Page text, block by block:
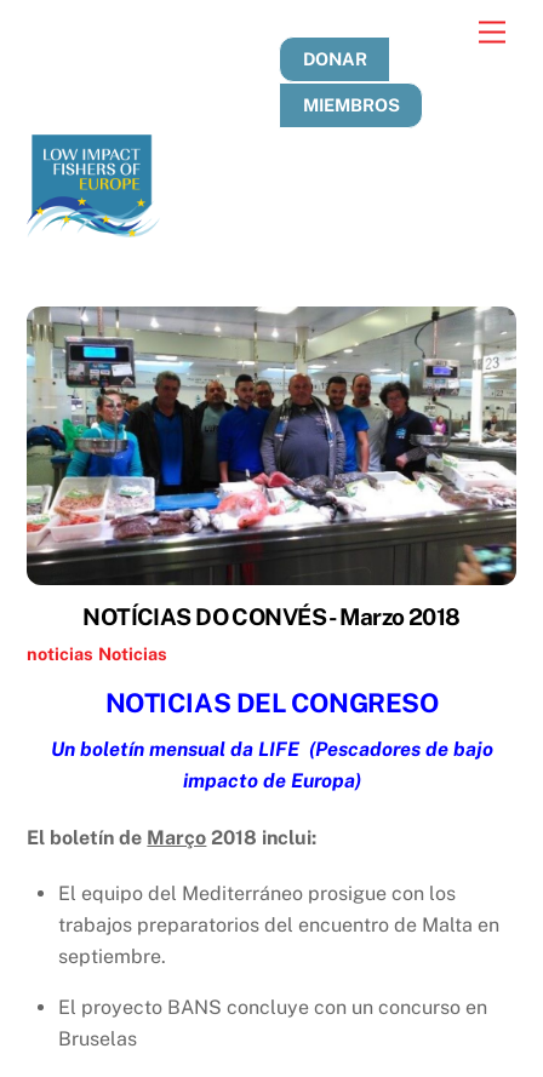
DONAR
MIEMBROS
NOTÍCIAS DO CONVÉS - Marzo 2018
noticias Noticias
NOTICIAS DEL CONGRESO
Un boletín mensual da LIFE (Pescadores de bajo
impacto de Europa)
El boletín de Março 2018 inclui:
El equipo del Mediterráneo prosigue con los
trabajos preparatorios del encuentro de Malta en
septiembre.
El proyecto BANS concluye con un concurso en
Bruselas